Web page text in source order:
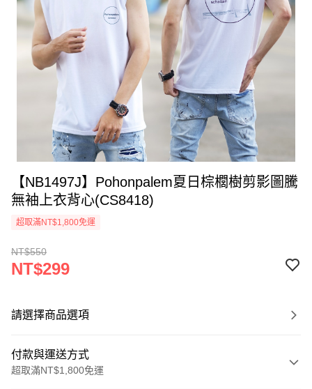
【NB1497J】Pohonpalem夏日棕櫚樹剪影圖騰
無袖上衣背心(CS8418)
超取滿NT$1,800免運
NT$550
NT$299
請選擇商品選項
付款與運送方式
超取滿NT$1,800免運